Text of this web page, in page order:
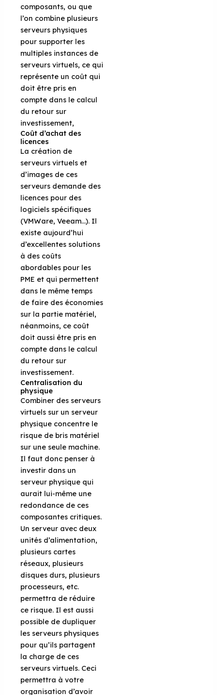
composants, ou que
l’on combine plusieurs
serveurs physiques
pour supporter les
multiples instances de
serveurs virtuels, ce qui
représente un coût qui
doit être pris en
compte dans le calcul
du retour sur
investissement,
Coût d’achat des
licences
La création de
serveurs virtuels et
d’images de ces
serveurs demande des
licences pour des
logiciels spécifiques
(VMWare, Veeam…). Il
existe aujourd’hui
d’excellentes solutions
à des coûts
abordables pour les
PME et qui permettent
dans le même temps
de faire des économies
sur la partie matériel,
néanmoins, ce coût
doit aussi être pris en
compte dans le calcul
du retour sur
investissement.
Centralisation du
physique
Combiner des serveurs
virtuels sur un serveur
physique concentre le
risque de bris matériel
sur une seule machine.
Il faut donc penser à
investir dans un
serveur physique qui
aurait lui-même une
redondance de ces
composantes critiques.
Un serveur avec deux
unités d’alimentation,
plusieurs cartes
réseaux, plusieurs
disques durs, plusieurs
processeurs, etc.
permettra de réduire
ce risque. Il est aussi
possible de dupliquer
les serveurs physiques
pour qu’ils partagent
la charge de ces
serveurs virtuels. Ceci
permettra à votre
organisation d’avoir